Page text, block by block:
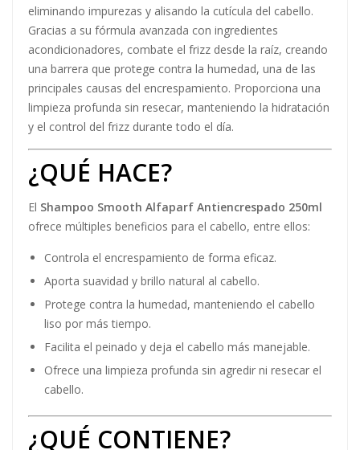
eliminando impurezas y alisando la cutícula del cabello.
Gracias a su fórmula avanzada con ingredientes
acondicionadores, combate el frizz desde la raíz, creando
una barrera que protege contra la humedad, una de las
principales causas del encrespamiento. Proporciona una
limpieza profunda sin resecar, manteniendo la hidratación
y el control del frizz durante todo el día.
¿QUÉ HACE?
El Shampoo Smooth Alfaparf Antiencrespado 250ml
ofrece múltiples beneficios para el cabello, entre ellos:
Controla el encrespamiento de forma eficaz.
Aporta suavidad y brillo natural al cabello.
Protege contra la humedad, manteniendo el cabello
liso por más tiempo.
Facilita el peinado y deja el cabello más manejable.
Ofrece una limpieza profunda sin agredir ni resecar el
cabello.
¿QUÉ CONTIENE?